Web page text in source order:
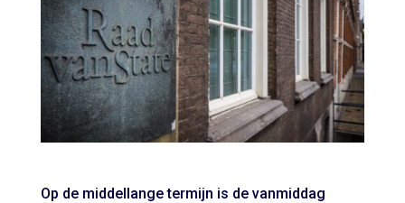
Op de middellange termijn is de vanmiddag